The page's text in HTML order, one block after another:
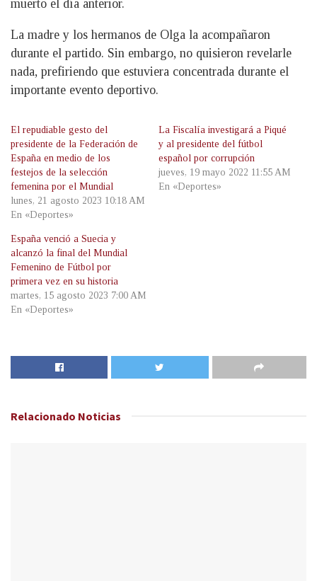
muerto el día anterior.
La madre y los hermanos de Olga la acompañaron
durante el partido. Sin embargo, no quisieron revelarle
nada, prefiriendo que estuviera concentrada durante el
importante evento deportivo.
El repudiable gesto del
presidente de la Federación de
España en medio de los
festejos de la selección
femenina por el Mundial
lunes, 21 agosto 2023 10:18 AM
En «Deportes»
La Fiscalía investigará a Piqué
y al presidente del fútbol
español por corrupción
jueves, 19 mayo 2022 11:55 AM
En «Deportes»
España venció a Suecia y
alcanzó la final del Mundial
Femenino de Fútbol por
primera vez en su historia
martes, 15 agosto 2023 7:00 AM
En «Deportes»
Relacionado Noticias